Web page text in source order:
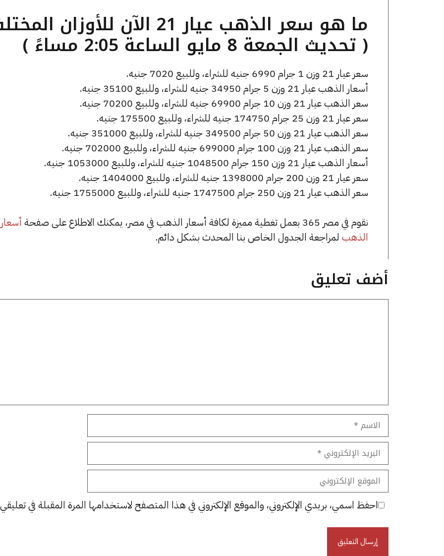
ما هو سعر الذهب عيار 21 الآن للأوزان
( تحديث الجمعة 8 مايو الساعة 2:05 مساءً )
سعر عيار 21 وزن 1 جرام 6990 جنيه للشراء، وللبيع 7020 جنيه.
أسعار الذهب عيار 21 وزن 5 جرام 34950 جنيه للشراء، وللبيع 35100 جنيه.
سعر الذهب عيار 21 وزن 10 جرام 69900 جنيه للشراء، وللبيع 70200 جنيه.
سعر عيار 21 وزن 25 جرام 174750 جنيه للشراء، وللبيع 175500 جنيه.
سعر الذهب عيار 21 وزن 50 جرام 349500 جنيه للشراء، وللبيع 351000 جنيه.
سعر الذهب عيار 21 وزن 100 جرام 699000 جنيه للشراء، وللبيع 702000 جنيه.
أسعار الذهب عيار 21 وزن 150 جرام 1048500 جنيه للشراء، وللبيع 1053000 جنيه.
سعر عيار 21 وزن 200 جرام 1398000 جنيه للشراء، وللبيع 1404000 جنيه.
سعر الذهب عيار 21 وزن 250 جرام 1747500 جنيه للشراء، وللبيع 1755000 جنيه.
نقوم في مصر 365 بعمل تغطية مميزة لكافة أسعار الذهب في مصر، يمكنك الاطلاع على صفحة
أسعار
الذهب لمراجعة الجدول الخاص بنا المحدث بشكل دائم.
أضف تعليق
الاسم
البريد
الإلكتروني
الموقع
الإلكتروني
احفظ اسمي، بريدي الإلكتروني، والموقع الإلكتروني في هذا المتصفح لاستخدامها المرة المقبلة في